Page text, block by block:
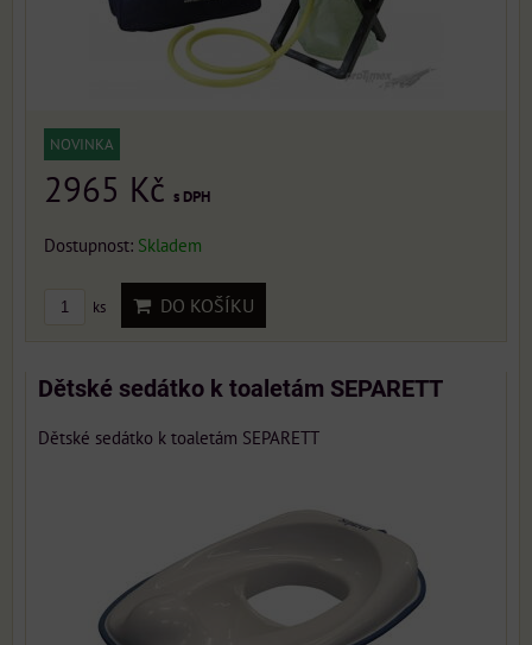
NOVINKA
2965 Kč s DPH
Dostupnost: Skladem
ks DO KOŠÍKU
Dětské sedátko k toaletám SEPARETT
Dětské sedátko k toaletám SEPARETT